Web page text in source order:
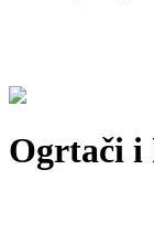
Ogrtači i